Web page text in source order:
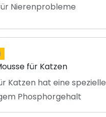
Nierenprobleme
für Katzen
Katzen hat eine spezielle
Phosphorgehalt